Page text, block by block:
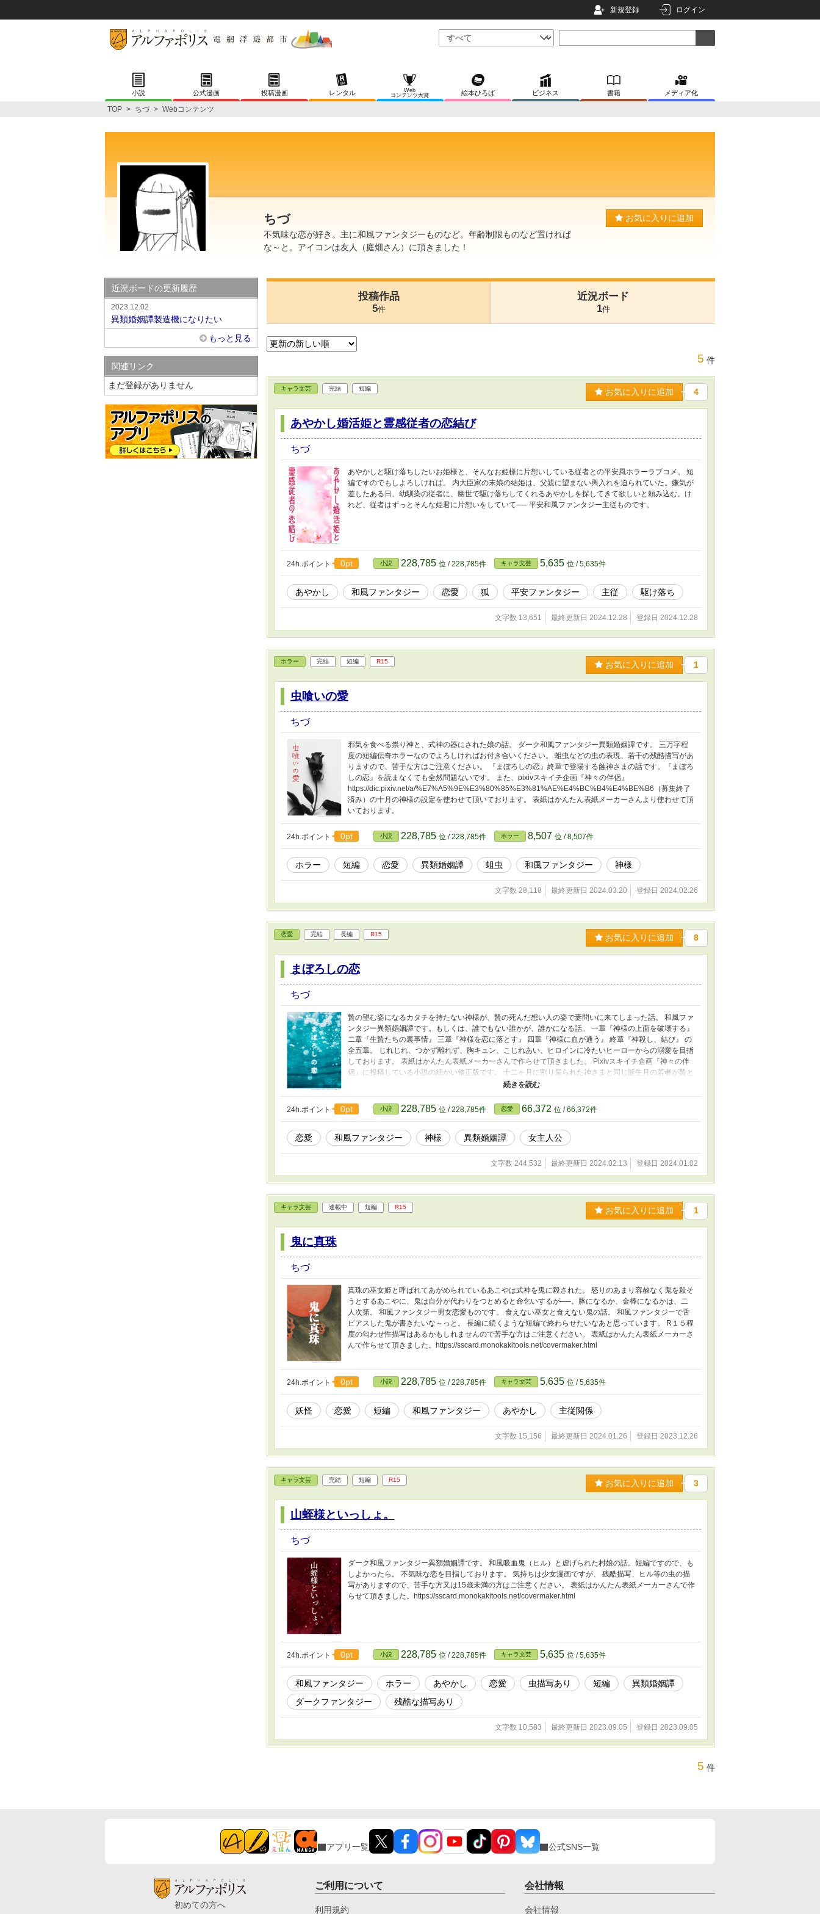
新規登録 ログイン
小説 公式漫画 投稿漫画 レンタル
Web
コンテンツ大賞
絵本ひろば ビジネス 書籍 メディア化
TOP > ちづ > Webコンテンツ
ちづ
不気味な恋が好き。主に和風ファンタジーものなど。年齢制限ものなど置ければ
な～と。アイコンは友人（庭畑さん）に頂きました！
お気に入りに追加
投稿作品
5件
近況ボード
1件
5 件
キャラ文芸 完結 短編 お気に入りに追加 4
あやかし婚活姫と霊感従者の恋結び
ちづ
あやかしと駆け落ちしたいお姫様と、そんなお姫様に片想いしている従者との平安風ホラーラブコメ。 短
編ですのでもしよろしければ。 内大臣家の末娘の結姫は、父親に望まない輿入れを迫られていた。嫌気が
差したある日、幼馴染の従者に、幽世で駆け落ちしてくれるあやかしを探してきて欲しいと頼み込む。け
れど、従者はずっとそんな姫君に片想いをしていて── 平安和風ファンタジー主従ものです。
24h.ポイント 0pt 小説 228,785 位 / 228,785件 キャラ文芸 5,635 位 / 5,635件
あやかし 和風ファンタジー 恋愛 狐 平安ファンタジー 主従 駆け落ち
文字数 13,651 最終更新日 2024.12.28 登録日 2024.12.28
ホラー 完結 短編 R15 お気に入りに追加 1
虫喰いの愛
ちづ
邪気を食べる祟り神と、式神の器にされた娘の話。 ダーク和風ファンタジー異類婚姻譚です。 三万字程
度の短編伝奇ホラーなのでよろしければお付き合いください。 蛆虫などの虫の表現、若干の残酷描写があ
りますので、苦手な方はご注意ください。 『まぼろしの恋』終章で登場する蝕神さまの話です。『まぼろ
しの恋』を読まなくても全然問題ないです。 また、pixivスキイチ企画『神々の伴侶』
https://dic.pixiv.net/a/%E7%A5%9E%E3%80%85%E3%81%AE%E4%BC%B4%E4%BE%B6（募集終了
済み）の十月の神様の設定を使わせて頂いております。 表紙はかんたん表紙メーカーさんより使わせて頂
いております。
24h.ポイント 0pt 小説 228,785 位 / 228,785件 ホラー 8,507 位 / 8,507件
ホラー 短編 恋愛 異類婚姻譚 蛆虫 和風ファンタジー 神様
文字数 28,118 最終更新日 2024.03.20 登録日 2024.02.26
恋愛 完結 長編 R15 お気に入りに追加 8
まぼろしの恋
ちづ
贄の望む姿になるカタチを持たない神様が、贄の死んだ想い人の姿で妻問いに来てしまった話。 和風ファ
ンタジー異類婚姻譚です。もしくは、誰でもない誰かが、誰かになる話。 一章『神様の上面を破壊する』
二章『生贄たちの裏事情』 三章『神様を恋に落とす』 四章『神様に血が通う』 終章『神殺し、結び』 の
全五章。 じれじれ、つかず離れず、胸キュン、こじれあい、ヒロインに冷たいヒーローからの溺愛を目指
しております。 表紙はかんたん表紙メーカーさんで作らせて頂きました。 Pixivスキイチ企画『神々の伴
侶』に投稿している小説の細かい修正版です。 十二ヶ月に割り振られた神さまと同じ誕生月の若者が贄と
して伴侶に捧げられるお題から。 六月の「見るものが望む姿で現れる幻神」とその贄になる娘のお話で
す。 カクヨムさん、ぴくしぶさんでも投稿しております。 企画元様。 スキイチpixiv6月企画「神々の伴
侶」（小説部門） https://www.pixiv.net/novel/contest/kamigami 作中、未成年の飲酒表現がありますが、こ
の物語は、法律・法令に反する行為を容認・推奨するものではありません。
24h.ポイント 0pt 小説 228,785 位 / 228,785件 恋愛 66,372 位 / 66,372件
恋愛 和風ファンタジー 神様 異類婚姻譚 女主人公
文字数 244,532 最終更新日 2024.02.13 登録日 2024.01.02
キャラ文芸 連載中 短編 R15 お気に入りに追加 1
鬼に真珠
ちづ
真珠の巫女姫と呼ばれてあがめられているあこやは式神を鬼に殺された。 怒りのあまり容赦なく鬼を殺そ
うとするあこやに、鬼は自分が代わりをつとめると命乞いするが──。豚になるか、金棒になるかは、二
人次第。 和風ファンタジー男女恋愛ものです。 食えない巫女と食えない鬼の話。 和風ファンタジーで舌
ピアスした鬼が書きたいな～っと。 長編に続くような短編で終わらせたいなあと思っています。 R１５程
度の匂わせ性描写はあるかもしれませんので苦手な方はご注意ください。 表紙はかんたん表紙メーカーさ
んで作らせて頂きました。https://sscard.monokakitools.net/covermaker.html
24h.ポイント 0pt 小説 228,785 位 / 228,785件 キャラ文芸 5,635 位 / 5,635件
妖怪 恋愛 短編 和風ファンタジー あやかし 主従関係
文字数 15,156 最終更新日 2024.01.26 登録日 2023.12.26
キャラ文芸 完結 短編 R15 お気に入りに追加 3
山蛭様といっしょ。
ちづ
ダーク和風ファンタジー異類婚姻譚です。 和風吸血鬼（ヒル）と虐げられた村娘の話。短編ですので、も
しよかったら。 不気味な恋を目指しております。 気持ちは少女漫画ですが、 残酷描写、ヒル等の虫の描
写がありますので、苦手な方又は15歳未満の方はご注意ください。 表紙はかんたん表紙メーカーさんで作
らせて頂きました。https://sscard.monokakitools.net/covermaker.html
24h.ポイント 0pt 小説 228,785 位 / 228,785件 キャラ文芸 5,635 位 / 5,635件
和風ファンタジー ホラー あやかし 恋愛 虫描写あり 短編
異類婚姻譚
ダークファンタジー
残酷な描写あり
文字数 10,583 最終更新日 2023.09.05 登録日 2023.09.05
5 件
近況ボードの更新履歴
2023.12.02
異類婚姻譚製造機になりたい
もっと見る
関連リンク
まだ登録がありません
アプリ一覧 公式SNS一覧
初めての方へ
ご利用について
利用規約
会社情報
会社情報